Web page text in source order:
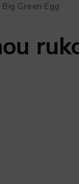
Green Egg